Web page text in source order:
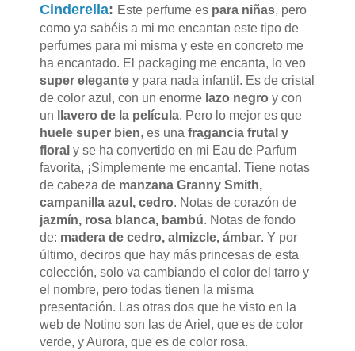
Cinderella: Este perfume es para niñas, pero
como ya sabéis a mi me encantan este tipo de
perfumes para mi misma y este en concreto me
ha encantado. El packaging me encanta, lo veo
super elegantey para nada infantil. Es de cristal
de color azul, con un enorme lazo negro y con
un
llavero de la película. Pero lo mejor es que
huele super bien, es una fragancia frutal y
floral y se ha convertido en mi Eau de Parfum
favorita, ¡Simplemente me encanta!. Tiene notas
de cabeza de manzana Granny Smith,
campanilla azul, cedro. Notas de corazón de
jazmín, rosa blanca, bambú. Notas de fondo
de: madera de cedro, almizcle, ámbar. Y por
último, deciros que hay más princesas de esta
colección, solo va cambiando el color del tarro y
el nombre, pero todas tienen la misma
presentación. Las otras dos que he visto en la
web de Notino son las de Ariel, que es de color
verde, y Aurora, que es de color rosa.